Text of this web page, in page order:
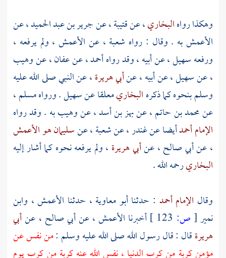
وهكذا رواهالبخاري، عنقتيبة، عنجرير بن عبد الحميد، عن
الأعمشبه . وقال : رواه شعبة ، عن الأعمش ، ولم يرفعه ،
ورفعهسهيل، عن أبيه ، وقد رواهأحمد، عنعفان، عنوهيب
، عنسهيل، عن أبيه ، عنأبي هريرة، عن النبي صلى الله عليه
وسلم بنحوه كما ذكرهالبخاريمعلقا عنسهيل. ورواهمسلم،
عنمحمد بن حاتم، عنبهز بن أسد، عنوهيببه . وقد رواه
الإمام أحمدأيضا عنغندر، عنشعبة، عنسليمان هو الأعمش
، عنأبي صالح، عنأبي هريرة ، ولم يرفعه نحوه كما أشار إليه
البخاريرحمه الله .
وقال الإمام أحمد : حدثناأبو معاوية ، حدثنا الأعمش، وابن
نمير[ص: أخبرنا الأعمش، عنأبي صالح ، عنأبي
هريرةقال : قال رسول الله صلى الله عليه وسلم :من نفس عن
مؤمن كربة من كرب الدنيا ، نفس الله عنه كربة من كرب يوم